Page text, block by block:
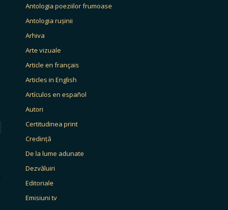
Antologia poeziilor frumoase
Antologia rușinii
Arhiva
Arte vizuale
Article en français
Articles in English
Artículos en español
Autori
Certitudinea print
Credință
De la lume adunate
Dezvăluiri
Editoriale
Emisiuni tv